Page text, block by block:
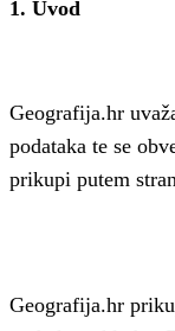
1. Uvod
Geografija.hr
podataka te se
prikupi putem
Geografija.hr